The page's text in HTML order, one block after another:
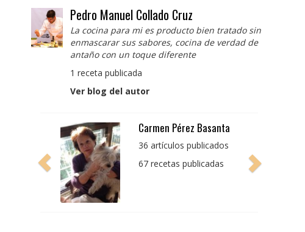
Pedro Manuel Collado Cruz
La cocina para mi es producto bien tratado sin
enmascarar sus sabores, cocina de verdad de
antaño con un toque diferente
1 receta publicada
Ver blog del autor
Carmen Pérez Basanta
36 artículos publicados
67 recetas publicadas